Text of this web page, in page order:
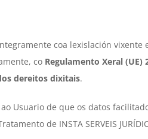
íntegramente coa lexislación
co Regulamento Xeral (UE)
dereitos dixitais.
ao Usuario de que os datos
de INSTA SERVEIS